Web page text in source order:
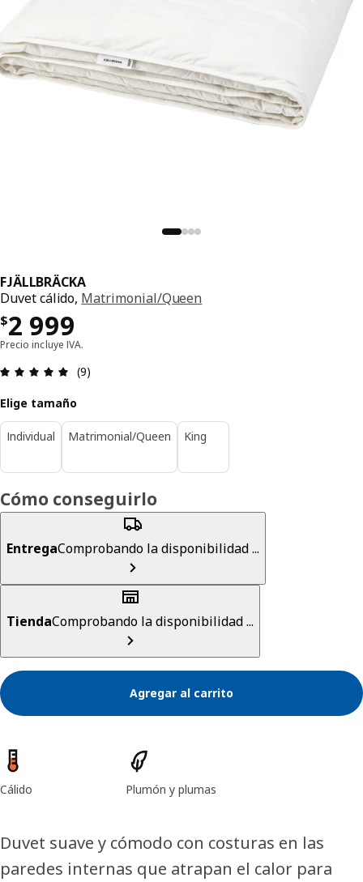
FJÄLLBRÄCKA
Duvet cálido, Matrimonial/Queen
$2 999
Precio $ 2999
Precio incluye IVA.
Revisión: 5 fuera de 5 estrellas. Revisiones
(9)
Elige tamaño
Individual Matrimonial/Queen King
Cómo conseguirlo
EntregaComprobando la disponibilidad ...
TiendaComprobando la disponibilidad ...
Agregar al carrito
Características del producto
Cálido Plumón y plumas
Duvet suave y cómodo con costuras en las
paredes internas que atrapan el calor para